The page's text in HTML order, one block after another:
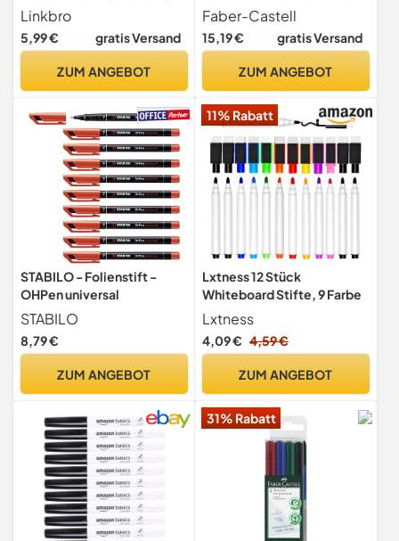
Dünn 2 mm, Abwischbar,
Magnetische Whiteboard
Stifte, Folienstifte mit
Linkbro
5,99 € gratis Versand
ZUM ANGEBOT
S Schwarz, 5 Stück
Faber-Castell
15,19 € gratis Versand
ZUM ANGEBOT
STABILO - Folienstift -
OHPen universal
STABILO
8,79 €
ZUM ANGEBOT
11% Rabatt
Lxtness 12 Stück
Whiteboard Stifte, 9 Farbe
Lxtness
4,09 € 4,59 €
ZUM ANGEBOT
31% Rabatt